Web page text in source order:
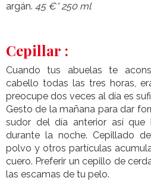
argán. 45 €* 250 ml
Cepillar :
Cuando tus abuelas te
cabello todas las tres horas,
preocupe dos veces al día es
Gesto de la mañana para dar
sudor del día anterior así que
durante la noche. Cepillado
polvo y otros partículas
cuero. Preferir un cepillo de
las escamas de tu pelo.